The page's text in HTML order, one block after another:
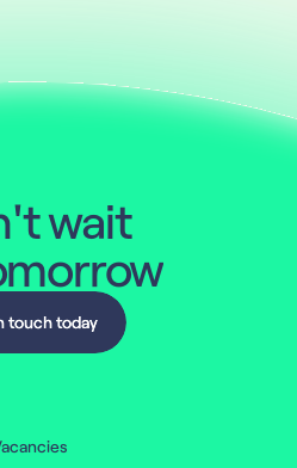
wait
touch today
touch today